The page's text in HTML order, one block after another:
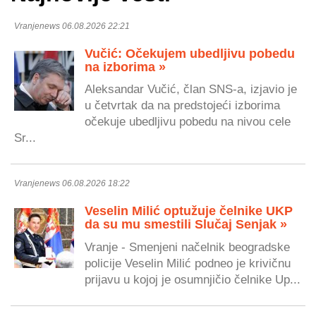
Vranjenews 06.08.2026 22:21
Vučić: Očekujem ubedljivu pobedu
na izborima »
Aleksandar Vučić, član SNS-a, izjavio je
u četvrtak da na predstojeći izborima
očekuje ubedljivu pobedu na nivou cele
Sr...
Vranjenews 06.08.2026 18:22
Veselin Milić optužuje čelnike UKP
da su mu smestili Slučaj Senjak »
Vranje - Smenjeni načelnik beogradske
policije Veselin Milić podneo je krivičnu
prijavu u kojoj je osumnjičio čelnike Up...